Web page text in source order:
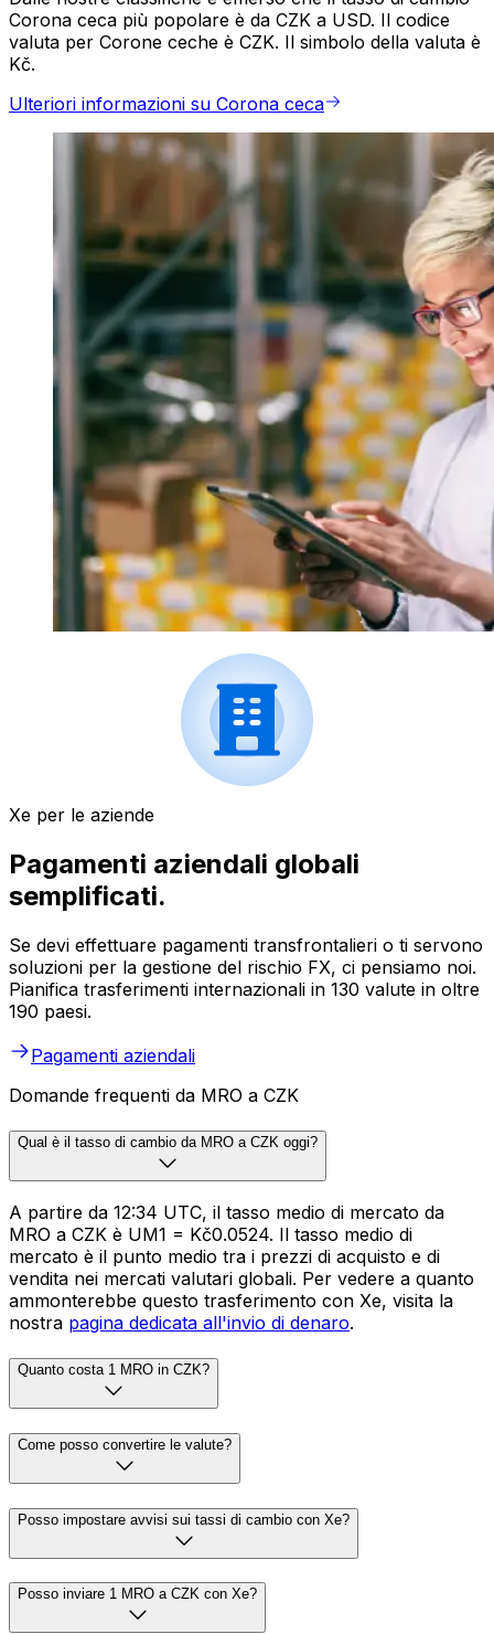
Corona ceca più popolare è da CZK a USD. Il codice
valuta per Corone ceche è CZK. Il simbolo della valuta è
Kč.
Ulteriori informazioni su Corona ceca
Xe per le aziende
Pagamenti aziendali globali
semplificati.
Se devi effettuare pagamenti transfrontalieri o ti servono
soluzioni per la gestione del rischio FX, ci pensiamo noi.
Pianifica trasferimenti internazionali in 130 valute in oltre
190 paesi.
Pagamenti aziendali
Domande frequenti da MRO a CZK
Qual è il tasso di cambio da MRO a CZK oggi?
A partire da 12:34 UTC, il tasso medio di mercato da
MRO a CZK è UM1 = Kč0.0524. Il tasso medio di
mercato è il punto medio tra i prezzi di acquisto e di
vendita nei mercati valutari globali. Per vedere a quanto
ammonterebbe questo trasferimento con Xe, visita la
nostra pagina dedicata all'invio di denaro.
Quanto costa 1 MRO in CZK?
Come posso convertire le valute?
Posso impostare avvisi sui tassi di cambio con Xe?
Posso inviare 1 MRO a CZK con Xe?